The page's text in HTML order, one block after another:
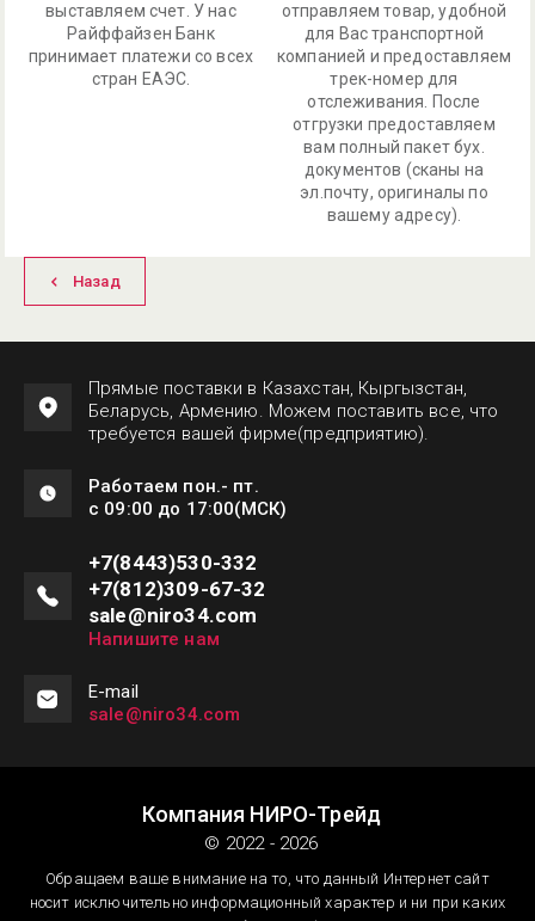
выставляем счет. У нас
Райффайзен Банк
принимает платежи со всех
стран ЕАЭС.
отправляем товар, удобной
для Вас транспортной
компанией и предоставляем
трек-номер для
отслеживания. После
отгрузки предоставляем
вам полный пакет бух.
документов (сканы на
эл.почту, оригиналы по
вашему адресу).
Назад
Прямые поставки в Казахстан, Кыргызстан,
Беларусь, Армению. Можем поставить все, что
требуется вашей фирме(предприятию).
Работаем пон.- пт.
с 09:00 до 17:00(МСК)
+7(8443)530-332
+7(812)309-67-32
sale@niro34.com
Напишите нам
Е-mail
sale@niro34.com
Компания НИРО-Трейд
© 2022 - 2026
Обращаем ваше внимание на то, что данный Интернет сайт
носит исключительно информационный характер и ни при каких